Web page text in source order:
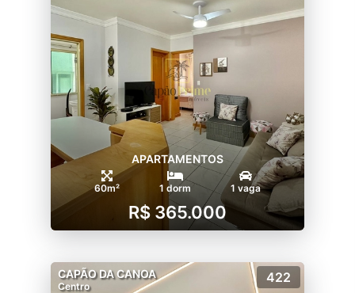
APARTAMENTOS
60m² 1 dorm 1 vaga
R$ 365.000
CAPÃO DA CANOA
Centro
422